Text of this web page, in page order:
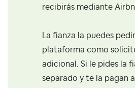
recibirás mediante
La fianza la puedes
plataforma como
adicional. Si le pides la
separado y te la pagan